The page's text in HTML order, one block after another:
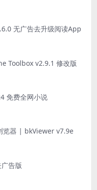
无广告去升级阅读App
Toolbox v2.9.1 修改版
免费全网小说
览器 | bkViewer v7.9e
告版